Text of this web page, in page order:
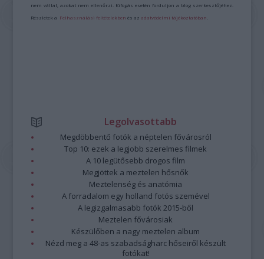
nem vállal, azokat nem ellenőrzi. Kifogás esetén forduljon a blog szerkesztőjéhez.
Részletek a Felhasználási feltételekben és azadatvédelmi tájékoztatóban
Legolvasottabb
Megdöbbentő fotók a néptelen fővárosról
Top 10: ezek a legjobb szerelmes filmek
A 10 legütősebb drogos film
Megjöttek a meztelen hősnők
Meztelenség és anatómia
A forradalom egy holland fotós szemével
A legizgalmasabb fotók 2015-ből
Meztelen fővárosiak
Készülőben a nagy meztelen album
Nézd meg a 48-as szabadságharc hőseiről készült
fotókat!